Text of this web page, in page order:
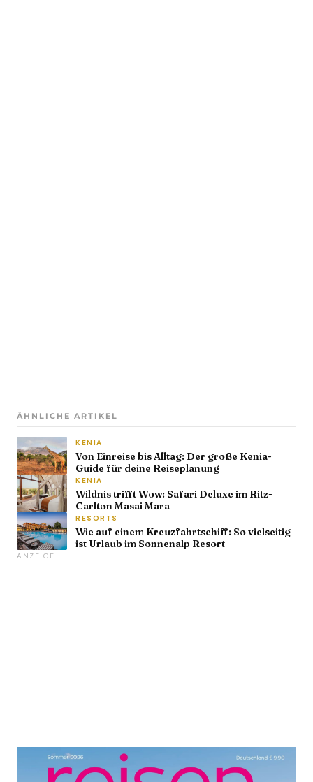
ÄHNLICHE ARTIKEL
KENIA
Von Einreise bis Alltag: Der große Kenia-
Guide für deine Reiseplanung
KENIA
Wildnis trifft Wow: Safari Deluxe im Ritz-
Carlton Masai Mara
RESORTS
Wie auf einem Kreuzfahrtschiff: So vielseitig
ist Urlaub im Sonnenalp Resort
ANZEIGE